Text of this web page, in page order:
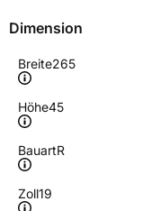
Dimension
Breite265
Höhe45
BauartR
Zoll19